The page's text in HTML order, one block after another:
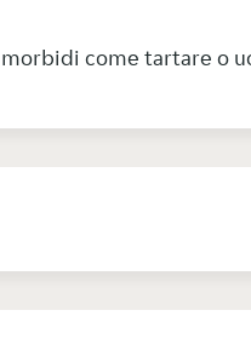
come tartare o